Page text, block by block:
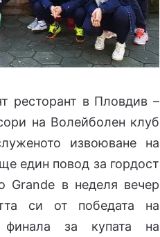
ресторант в Пловдив –
на Волейболен клуб
извоюване на
един повод за гордост
Grande в неделя вечер
си от победата на
финала за купата на